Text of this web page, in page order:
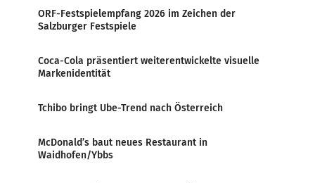
ORF-Festspielempfang 2026 im Zeichen der
Salzburger Festspiele
Coca-Cola präsentiert weiterentwickelte visuelle
Markenidentität
Tchibo bringt Ube-Trend nach Österreich
McDonald’s baut neues Restaurant in
Waidhofen/Ybbs